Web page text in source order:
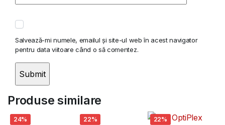
Salvează-mi numele, emailul și site-ul web în acest navigator
pentru data viitoare când o să comentez.
Produse similare
24% 22% 22%